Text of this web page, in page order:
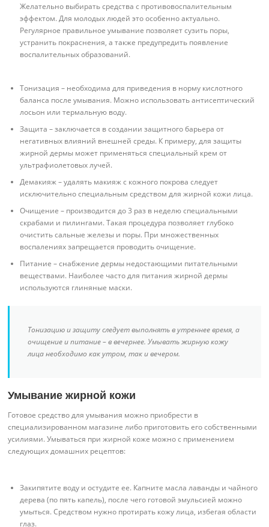
Желательно выбирать средства с противовоспалительным
эффектом. Для молодых людей это особенно актуально.
Регулярное правильное умывание позволяет сузить поры,
устранить покраснения, а также предупредить появление
воспалительных образований.
Тонизация – необходима для приведения в норму кислотного
баланса после умывания. Можно использовать антисептический
лосьон или термальную воду.
Защита – заключается в создании защитного барьера от
негативных влияний внешней среды. К примеру, для защиты
жирной дермы может применяться специальный крем от
ультрафиолетовых лучей.
Демакияж – удалять макияж с кожного покрова следует
исключительно специальным средством для жирной кожи лица.
Очищение – производится до 3 раз в неделю специальными
скрабами и пилингами. Такая процедура позволяет глубоко
очистить сальные железы и поры. При множественных
воспалениях запрещается проводить очищение.
Питание – снабжение дермы недостающими питательными
веществами. Наиболее часто для питания жирной дермы
используются глиняные маски.
Тонизацию и защиту следует выполнять в утреннее время, а
очищение и питание – в вечернее. Умывать жирную кожу
лица необходимо как утром, так и вечером.
Умывание жирной кожи
Готовое средство для умывания можно приобрести в
специализированном магазине либо приготовить его собственными
усилиями. Умываться при жирной коже можно с применением
следующих домашних рецептов:
Закипятите воду и остудите ее. Капните масла лаванды и чайного
дерева (по пять капель), после чего готовой эмульсией можно
умыться. Средством нужно протирать кожу лица, избегая области
глаз.